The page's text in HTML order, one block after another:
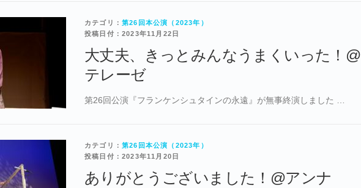
カテゴリ： 第26回本公演（2023年）
投稿日付：2023年11月22日
大丈夫、きっとみんなうまくいった！@
テレーゼ
第26回公演『フランケンシュタインの永遠』が無事終演しました …
カテゴリ： 第26回本公演（2023年）
投稿日付：2023年11月20日
ありがとうございました！@アンナ